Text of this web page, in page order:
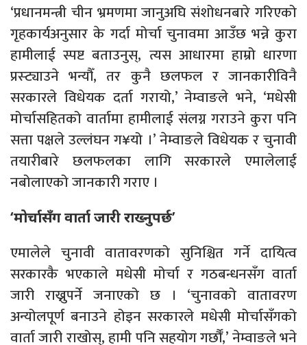
‘प्रधानमन्त्री चीन भ्रमणमा जानुअघि संशोधनबारे गरिएको
गृहकार्यअनुसार के गर्दा मोर्चा चुनावमा आउँछ भन्ने कुरा
हामीलाई स्पष्ट बताउनुस्, त्यस आधारमा हाम्रो धारणा
प्रस्ट्याउने भन्यौँ, तर कुनै छलफल र जानकारीविनै
सरकारले विधेयक दर्ता गरायो,’ नेम्वाङले भने, ‘मधेसी
मोर्चासहितको वार्तामा हामीलाई संलग्न गराउने कुरा पनि
सत्ता पक्षले उल्लंघन ग¥यो ।’ नेम्वाङले विधेयक र चुनावी
तयारीबारे छलफलका लागि सरकारले एमालेलाई
नबोलाएको जानकारी गराए ।
‘मोर्चासँग वार्ता जारी राख्नुपर्छ’
एमालेले चुनावी वातावरणको सुनिश्चित गर्ने दायित्व
सरकारकै भएकाले मधेसी मोर्चा र गठबन्धनसँग वार्ता
जारी राख्नुपर्ने जनाएको छ । ‘चुनावको वातावरण
अन्योलपूर्ण बनाउने होइन सरकारले मधेसी मोर्चासँगको
वार्ता जारी राखोस्, हामी पनि सहयोग गर्छौँ,’ नेम्वाङले भने